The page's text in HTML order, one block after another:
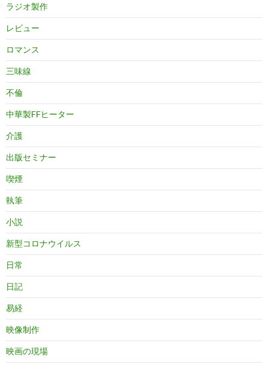
ラジオ製作
レビュー
ロマンス
三味線
不倫
中華製FFヒーター
介護
出版セミナー
喫煙
執筆
小説
新型コロナウイルス
日常
日記
易経
映像制作
映画の現場